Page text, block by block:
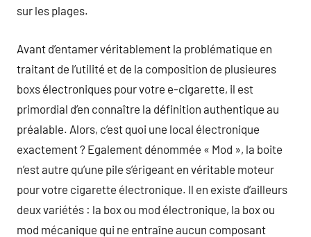
sur les plages.
Avant d’entamer véritablement la problématique en
traitant de l’utilité et de la composition de plusieures
boxs électroniques pour votre e-cigarette, il est
primordial d’en connaître la définition authentique au
préalable. Alors, c’est quoi une local électronique
exactement ? Egalement dénommée « Mod », la boite
n’est autre qu’une pile s’érigeant en véritable moteur
pour votre cigarette électronique. Il en existe d’ailleurs
deux variétés : la box ou mod électronique, la box ou
mod mécanique qui ne entraîne aucun composant